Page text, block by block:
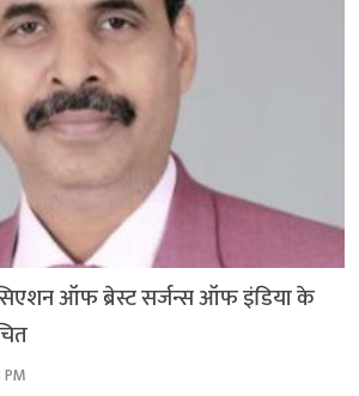
ऑफ ब्रेस्ट सर्जन्स ऑफ इंडिया के